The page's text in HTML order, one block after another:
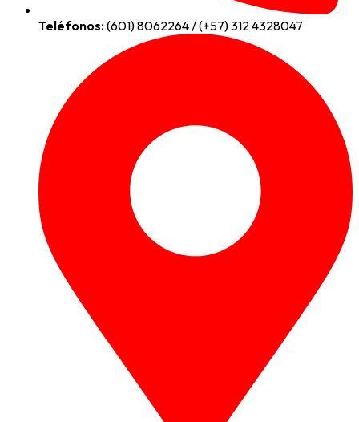
Teléfonos:(601) 8062264 / (+57) 312 4328047